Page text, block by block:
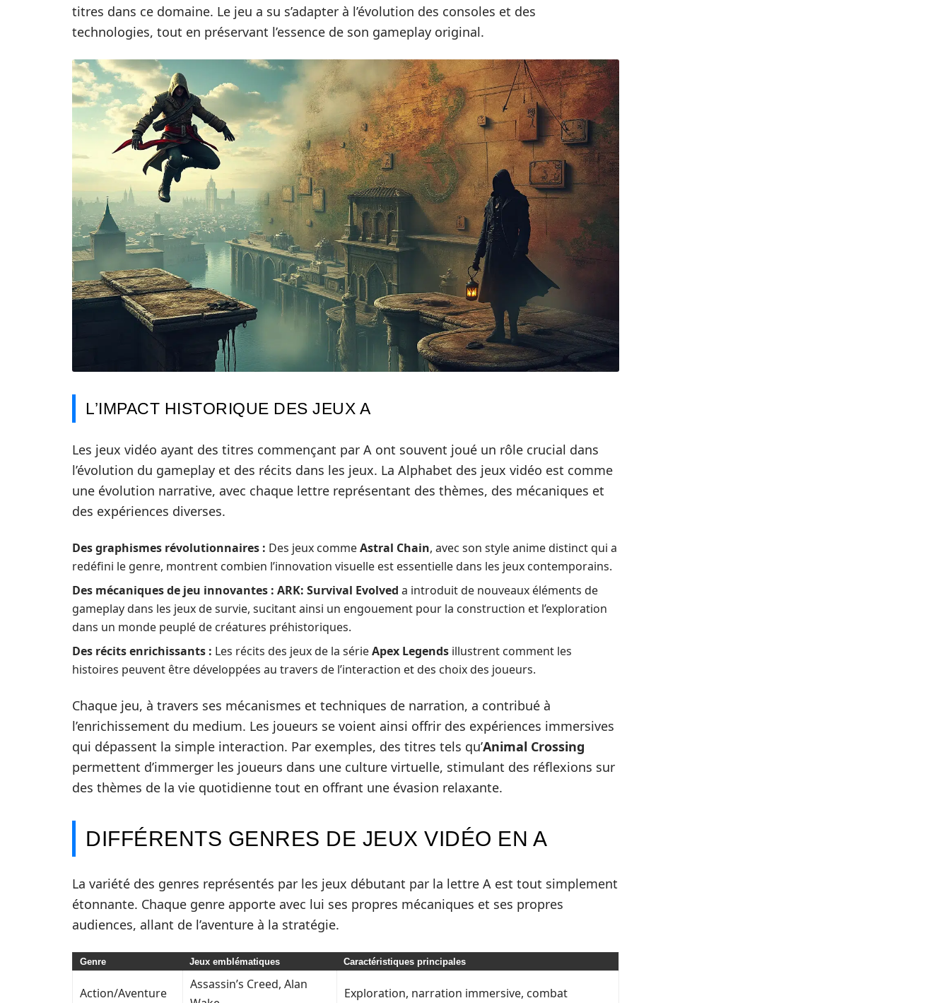
titres dans ce domaine. Le jeu a su s’adapter à l’évolution des consoles et des
technologies, tout en préservant l’essence de son gameplay original.
L’IMPACT HISTORIQUE DES JEUX A
Les jeux vidéo ayant des titres commençant par A ont souvent joué un rôle crucial dans
l’évolution du gameplay et des récits dans les jeux. La Alphabet des jeux vidéo est comme
une évolution narrative, avec chaque lettre représentant des thèmes, des mécaniques et
des expériences diverses.
Des graphismes révolutionnaires : Des jeux commeAstral Chain, avec son style anime distinct qui a
redéfini le genre, montrent combien l’innovation visuelle est essentielle dans les jeux contemporains.
Des mécaniques de jeu innovantes : ARK: Survival Evolved a introduit de nouveaux éléments de
gameplay dans les jeux de survie, sucitant ainsi un engouement pour la construction et l’exploration
dans un monde peuplé de créatures préhistoriques.
Des récits enrichissants : Les récits des jeux de la sérieApex Legends illustrent comment les
histoires peuvent être développées au travers de l’interaction et des choix des joueurs.
Chaque jeu, à travers ses mécanismes et techniques de narration, a contribué à
l’enrichissement du medium. Les joueurs se voient ainsi offrir des expériences immersives
qui dépassent la simple interaction. Par exemples, des titres tels qu’Animal Crossing
permettent d’immerger les joueurs dans une culture virtuelle, stimulant des réflexions sur
des thèmes de la vie quotidienne tout en offrant une évasion relaxante.
DIFFÉRENTS GENRES DE JEUX VIDÉO EN A
La variété des genres représentés par les jeux débutant par la lettre A est tout simplement
étonnante. Chaque genre apporte avec lui ses propres mécaniques et ses propres
audiences, allant de l’aventure à la stratégie.
Genre Jeux emblématiques Caractéristiques principales
Action/Aventure
Assassin’s Creed, Alan
Exploration, narration immersive, combat